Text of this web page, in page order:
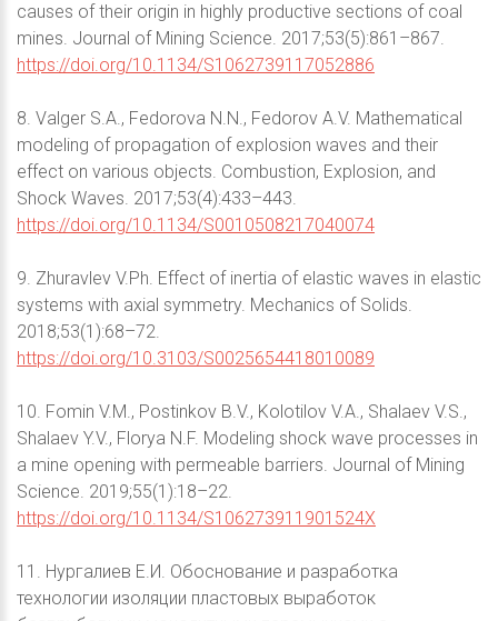
causes of their origin in highly productive sections of coal
mines. Journal of Mining Science. 2017;53(5):861–867.
https://doi.org/10.1134/S1062739117052886
8. Valger S.A., Fedorova N.N., Fedorov A.V. Mathematical
modeling of propagation of explosion waves and their
effect on various objects. Combustion, Explosion, and
Shock Waves. 2017;53(4):433–443.
https://doi.org/10.1134/S0010508217040074
9. Zhuravlev V.Ph. Effect of inertia of elastic waves in elastic
systems with axial symmetry. Mechanics of Solids.
2018;53(1):68–72.
https://doi.org/10.3103/S0025654418010089
10. Fomin V.M., Postinkov B.V., Kolotilov V.A., Shalaev V.S.,
Shalaev Y.V., Florya N.F. Modeling shock wave processes in
a mine opening with permeable barriers. Journal of Mining
Science. 2019;55(1):18–22.
https://doi.org/10.1134/S106273911901524X
11. Нургалиев Е.И. Обоснование и разработка
технологии изоляции пластовых выработок